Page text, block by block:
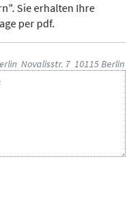
Sie erhalten Ihre
per pdf.
Novalisstr. 7 10115 Berlin